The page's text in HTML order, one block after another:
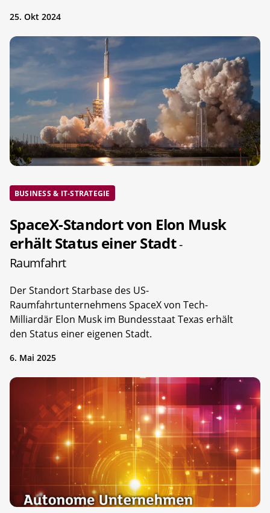
25. Okt 2024
BUSINESS & IT-STRATEGIE
SpaceX-Standort von Elon Musk
erhält Status einer Stadt-
Raumfahrt
Der Standort Starbase des US-
Raumfahrtunternehmens SpaceX von Tech-
Milliardär Elon Musk im Bundesstaat Texas erhält
den Status einer eigenen Stadt.
6. Mai 2025